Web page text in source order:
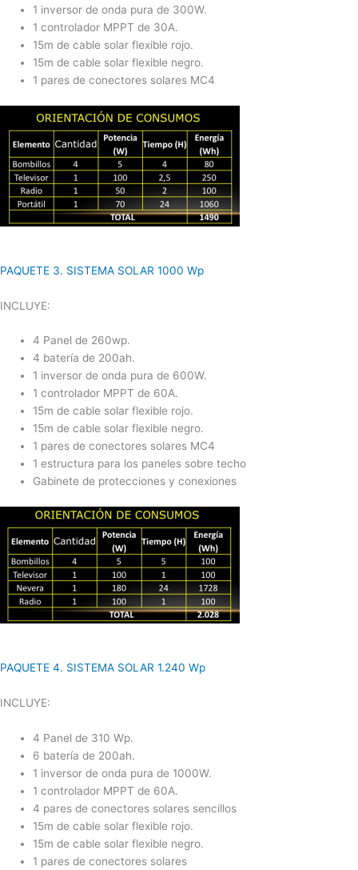
1 inversor de onda pura de 300W.
1 controlador MPPT de 30A.
15m de cable solar flexible rojo.
15m de cable solar flexible negro.
1 pares de conectores solares MC4
PAQUETE 3. SISTEMA SOLAR 1000 Wp
INCLUYE:
4 Panel de 260wp.
4 batería de 200ah.
1 inversor de onda pura de 600W.
1 controlador MPPT de 60A.
15m de cable solar flexible rojo.
15m de cable solar flexible negro.
1 pares de conectores solares MC4
1 estructura para los paneles sobre techo
Gabinete de protecciones y conexiones
PAQUETE 4. SISTEMA SOLAR 1.240 Wp
INCLUYE:
4 Panel de 310 Wp.
6 batería de 200ah.
1 inversor de onda pura de 1000W.
1 controlador MPPT de 60A.
4 pares de conectores solares sencillos
15m de cable solar flexible rojo.
15m de cable solar flexible negro.
1 pares de conectores solares